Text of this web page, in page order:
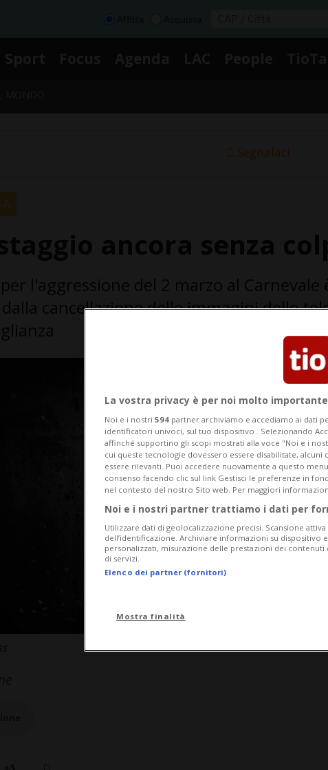
Segnalaci
dalla cancellazione delle immagini delle
La vostra privacy è per noi molto importante
Noi e i nostri 594 partner archiviamo e accediamo ai dati
identificatori univoci, sul tuo dispositivo . Selezionando
affinché supportino gli scopi mostrati alla voce "Noi e i
cui queste tecnologie dovessero essere disabilitate,
essere rilevanti. Puoi accedere nuovamente a questo
consenso facendo clic sul link Gestisci le preferenze in
nel contesto del nostro Sito web. Per maggiori
Noi e i nostri partner trattiamo i dati per
Utilizzare dati di geolocalizzazione precisi. Scansione
dell’identificazione. Archiviare informazioni su dispositivo
personalizzati, misurazione delle prestazioni dei
di servizi.
Elenco dei partner (fornitori)
Mostra finalità